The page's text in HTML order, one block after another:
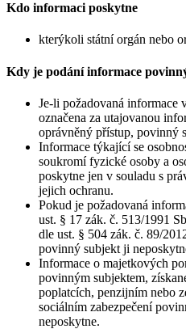
Kdo informaci poskytne
kterýkoli státní orgán nebo
Kdy je podání informace
Je-li požadovaná informace
označena za utajovanou
oprávněný přístup, povinný
Informace týkající se
soukromí fyzické osoby a
poskytne jen v souladu s
jejich ochranu.
Pokud je požadovaná
ust. § 17 zák. č. 513/1991
dle ust. § 504 zák. č. 89/
povinný subjekt ji
Informace o majetkových
povinným subjektem,
poplatcích, penzijním nebo
sociálním zabezpečení
neposkytne.